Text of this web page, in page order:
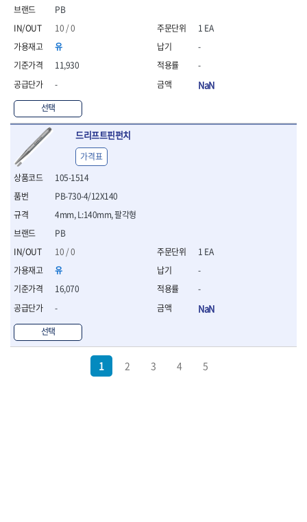
PB
10 / 0
유
11,930
-
선택
1 EA
-
-
NaN
드리프트핀펀치
105-1514
PB
10 / 0
유
16,070
-
선택
PB-730-4/12X140
4mm, L:140mm, 팔각형
가격표
1 EA
-
-
NaN
1 2 3 4 5